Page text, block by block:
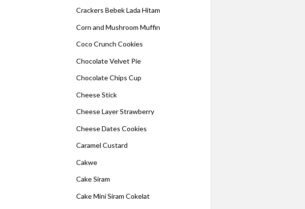
Crackers Bebek Lada Hitam
Corn and Mushroom Muffin
Coco Crunch Cookies
Chocolate Velvet Pie
Chocolate Chips Cup
Cheese Stick
Cheese Layer Strawberry
Cheese Dates Cookies
Caramel Custard
Cakwe
Cake Siram
Cake Mini Siram Cokelat